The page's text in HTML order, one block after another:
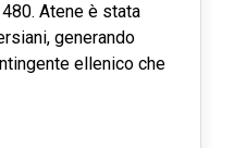
Atene è stata
generando
ellenico che